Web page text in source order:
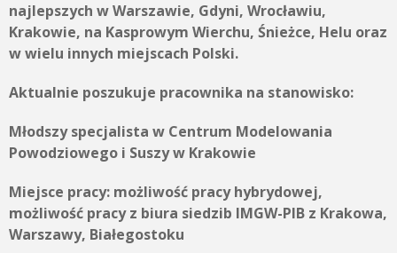
najlepszych w Warszawie, Gdyni, Wrocławiu,
Krakowie, na Kasprowym Wierchu, Śnieżce, Helu oraz
w wielu innych miejscach Polski.
Aktualnie poszukuje pracownika na stanowisko:
Młodszy specjalista w Centrum Modelowania
Powodziowego i Suszy w Krakowie
Miejsce pracy: możliwość pracy hybrydowej,
możliwość pracy z biura siedzib IMGW-PIB z Krakowa,
Warszawy, Białegostoku